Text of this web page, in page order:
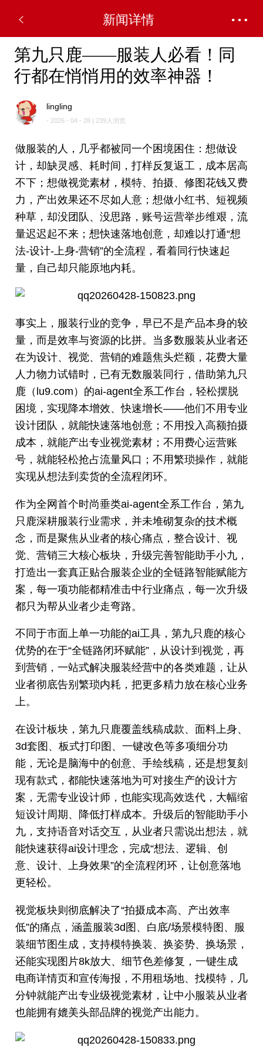
新闻详情
第九只鹿——服装人必看！同
行都在悄悄用的效率神器！
lingling
- 2026 - 04 - 28 | 239人浏览
做服装的人，几乎都被同一个困境困住：想做设
计，却缺灵感、耗时间，打样反复返工，成本居高
不下；想做视觉素材，模特、拍摄、修图花钱又费
力，产出效果还不尽如人意；想做小红书、短视频
种草，却没团队、没思路，账号运营举步维艰，流
量迟迟起不来；想快速落地创意，却难以打通“想
法-设计-上身-营销”的全流程，看着同行快速起
量，自己却只能原地内耗。
事实上，服装行业的竞争，早已不是产品本身的较
量，而是效率与资源的比拼。当多数服装从业者还
在为设计、视觉、营销的难题焦头烂额，花费大量
人力物力试错时，已有无数服装同行，借助第九只
鹿（lu9.com）的ai-agent全系工作台，轻松摆脱
困境，实现降本增效、快速增长——他们不用专业
设计团队，就能快速落地创意；不用投入高额拍摄
成本，就能产出专业视觉素材；不用费心运营账
号，就能轻松抢占流量风口；不用繁琐操作，就能
实现从想法到卖货的全流程闭环。
作为全网首个时尚垂类ai-agent全系工作台，第九
只鹿深耕服装行业需求，并未堆砌复杂的技术概
念，而是聚焦从业者的核心痛点，整合设计、视
觉、营销三大核心板块，升级完善智能助手小九，
打造出一套真正贴合服装企业的全链路智能赋能方
案，每一项功能都精准击中行业痛点，每一次升级
都只为帮从业者少走弯路。
不同于市面上单一功能的ai工具，第九只鹿的核心
优势的在于“全链路闭环赋能”，从设计到视觉，再
到营销，一站式解决服装经营中的各类难题，让从
业者彻底告别繁琐内耗，把更多精力放在核心业务
上。
在设计板块，第九只鹿覆盖线稿成款、面料上身、
3d套图、板式打印图、一键改色等多项细分功
能，无论是脑海中的创意、手绘线稿，还是想复刻
现有款式，都能快速落地为可对接生产的设计方
案，无需专业设计师，也能实现高效迭代，大幅缩
短设计周期、降低打样成本。升级后的智能助手小
九，支持语音对话交互，从业者只需说出想法，就
能快速获得ai设计理念，完成“想法、逻辑、创
意、设计、上身效果”的全流程闭环，让创意落地
更轻松。
视觉板块则彻底解决了“拍摄成本高、产出效率
低”的痛点，涵盖服装3d图、白底/场景模特图、服
装细节图生成，支持模特换装、换姿势、换场景，
还能实现图片8k放大、细节色差修复，一键生成
电商详情页和宣传海报，不用租场地、找模特，几
分钟就能产出专业级视觉素材，让中小服装从业者
也能拥有媲美头部品牌的视觉产出能力。